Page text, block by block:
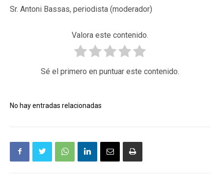
Sr. Antoni Bassas, periodista (moderador)
Valora este contenido.
Sé el primero en puntuar este contenido.
No hay entradas relacionadas